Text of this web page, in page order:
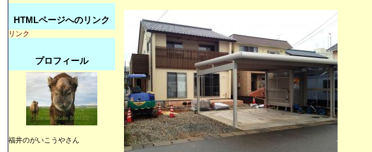
HTMLページへのリンク
リンク
プロフィール
福井のがいこうやさん